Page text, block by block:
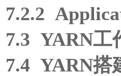
7.2.2
7.3 YARN工
7.4 YARN搭